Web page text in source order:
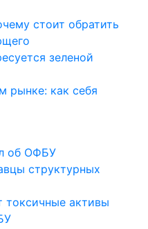
стоит обратить
зеленой
рынке: как себя
структурных
токсичные активы